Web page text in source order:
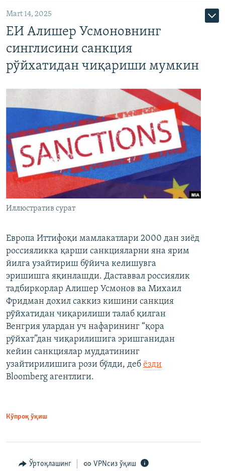
Mart 14, 2025
ЕИ Алишер Усмоновнинг
синглисини санкция
рўйхатидан чиқариши мумкин
Иллюстратив сурат
Европа Иттифоқи мамлакатлари 2000 дан зиёд
россияликка қарши санкцияларни яна ярим
йилга узайтириш бўйича келишувга
эришишга яқинлашди. Даставвал россиялик
тадбиркорлар Алишер Усмонов ва Михаил
Фридман дохил саккиз кишини санкция
рўйхатидан чиқарилиши талаб қилган
Венгрия улардан уч нафарининг “қора
рўйхат”дан чиқарилишига эришганидан
кейин санкциялар муддатининг
узайтирилишига рози бўлди, деб ёзди
Bloomberg агентлиги.
Кўпроқ ўқиш
Ўртоқлашинг VPNсиз ўқиш